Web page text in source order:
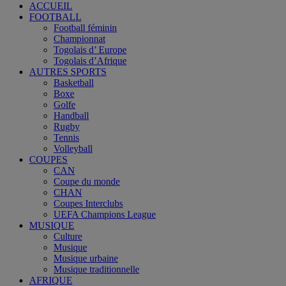
ACCUEIL
FOOTBALL
Football féminin
Championnat
Togolais d’ Europe
Togolais d’Afrique
AUTRES SPORTS
Basketball
Boxe
Golfe
Handball
Rugby
Tennis
Volleyball
COUPES
CAN
Coupe du monde
CHAN
Coupes Interclubs
UEFA Champions League
MUSIQUE
Culture
Musique
Musique urbaine
Musique traditionnelle
AFRIQUE